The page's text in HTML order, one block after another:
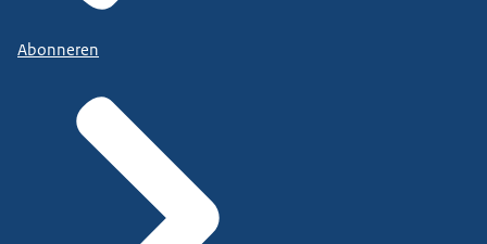
Abonneren